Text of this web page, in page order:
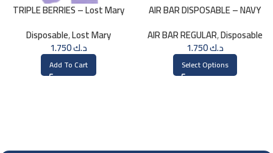
TRIPLE BERRIES – Lost Mary
Disposable,Lost Mary
د.ك1.750
Add To Cart
AIR BAR DISPOSABLE – NAVY
AIR BAR REGULAR,Disposable
د.ك1.750
Select Options